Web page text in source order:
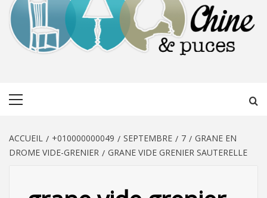
ACCUEIL +010000000049 SEPTEMBRE 7
GRANE EN
DROME VIDE-GRENIER
GRANE VIDE GRENIER SAUTERELLE